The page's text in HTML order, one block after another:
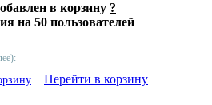
в корзину ?
на 50 пользователей
Перейти в корзину